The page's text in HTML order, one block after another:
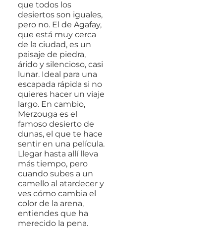
que todos los
desiertos son iguales,
pero no. El de Agafay,
que está muy cerca
de la ciudad, es un
paisaje de piedra,
árido y silencioso, casi
lunar. Ideal para una
escapada rápida si no
quieres hacer un viaje
largo. En cambio,
Merzouga es el
famoso desierto de
dunas, el que te hace
sentir en una película.
Llegar hasta allí lleva
más tiempo, pero
cuando subes a un
camello al atardecer y
ves cómo cambia el
color de la arena,
entiendes que ha
merecido la pena.